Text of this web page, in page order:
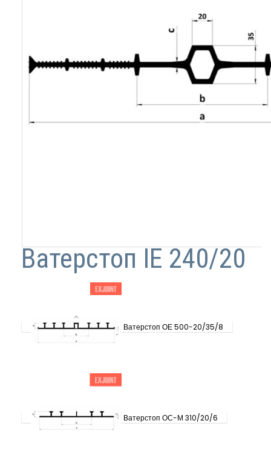
Ватерстоп IE 240/20
Ватерстоп ОЕ 500-20/35/8
Ватерстоп ОС-М 310/20/6